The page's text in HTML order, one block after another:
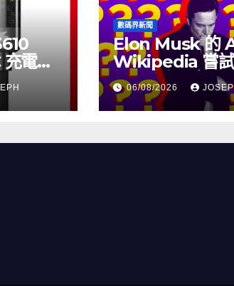
電線
數碼界新聞
Elon Musk 的
Wikipedia 嘗
個月沒有更新了
06/08/2026